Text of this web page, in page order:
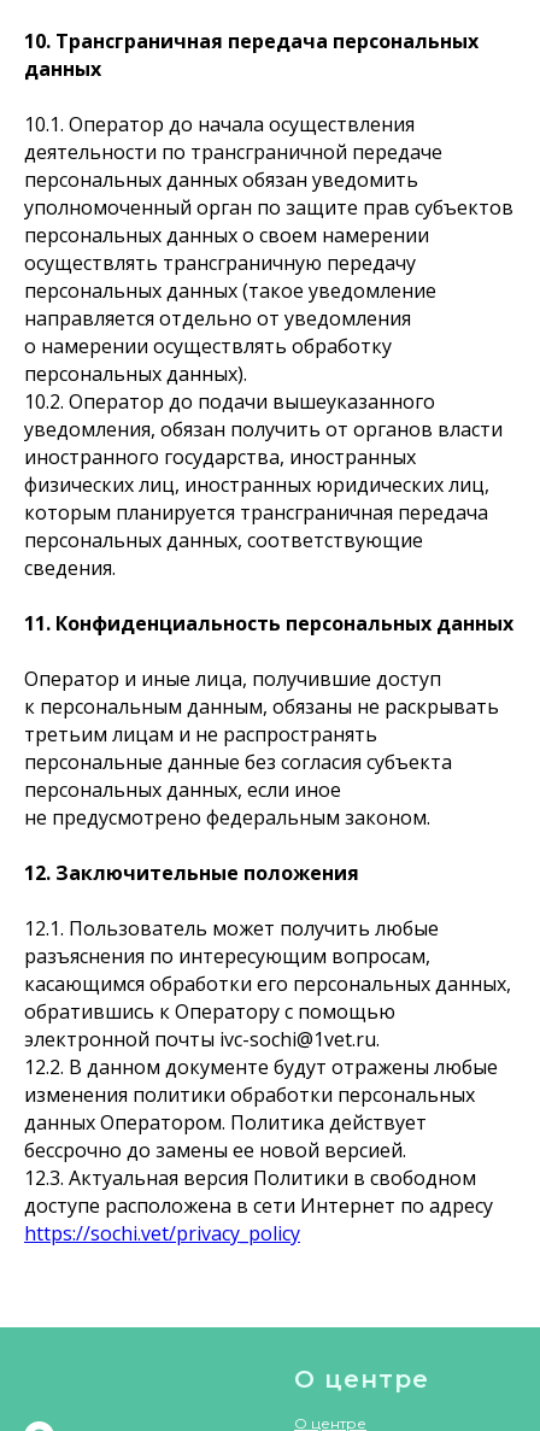
10. Трансграничная передача персональных
данных
10.1. Оператор до начала осуществления
деятельности по трансграничной передаче
персональных данных обязан уведомить
уполномоченный орган по защите прав субъектов
персональных данных о своем намерении
осуществлять трансграничную передачу
персональных данных (такое уведомление
направляется отдельно от уведомления
о намерении осуществлять обработку
персональных данных).
10.2. Оператор до подачи вышеуказанного
уведомления, обязан получить от органов власти
иностранного государства, иностранных
физических лиц, иностранных юридических лиц,
которым планируется трансграничная передача
персональных данных, соответствующие
сведения.
11. Конфиденциальность персональных данных
Оператор и иные лица, получившие доступ
к персональным данным, обязаны не раскрывать
третьим лицам и не распространять
персональные данные без согласия субъекта
персональных данных, если иное
не предусмотрено федеральным законом.
12. Заключительные положения
12.1. Пользователь может получить любые
разъяснения по интересующим вопросам,
касающимся обработки его персональных данных,
обратившись к Оператору с помощью
электронной почты ivc-sochi@1vet.ru.
12.2. В данном документе будут отражены любые
изменения политики обработки персональных
данных Оператором. Политика действует
бессрочно до замены ее новой версией.
12.3. Актуальная версия Политики в свободном
доступе расположена в сети Интернет по адресу
https://sochi.vet/privacy_policy
О центре
О центре